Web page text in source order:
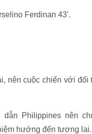
Ferdinan 43'.
nên cuộc chiến với
Philippines nên
hướng đến tương lai.